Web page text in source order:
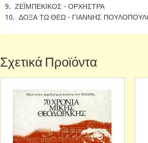
9. ΖΕΪΜΠΕΚΙΚΟΣ - ΟΡΧΗΣΤΡΑ
10. ΔΟΞΑ ΤΩ ΘΕΩ - ΓΙΑΝΝΗΣ
Σχετικά Προϊόντα